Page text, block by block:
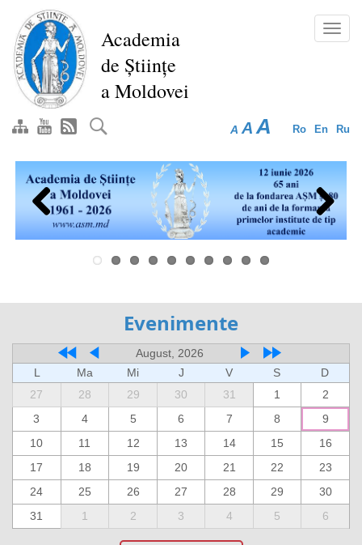
Перейти
основному
содержанию
Academia
de Științe
a Moldovei
Ro En Ru
A A A
Previous Next
Evenimente
August, 2026
L
Ma Mi J V S
D
27
28 29 30 31 1
2
3
4 5 6 7 8
9
10
11 12 13 14 15
16
17
18 19 20 21 22
23
24
25 26 27 28 29
30
31
1 2 3 4 5 6